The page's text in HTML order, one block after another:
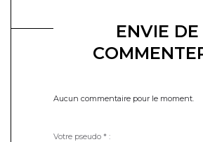
ENVIE DE
Aucun commentaire pour le moment.
Votre pseudo * :